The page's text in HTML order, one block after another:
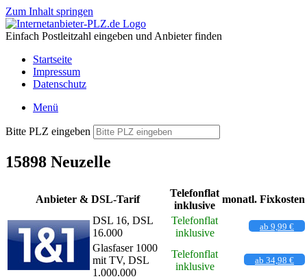
Zum Inhalt springen
Einfach Postleitzahl eingeben und Anbieter finden
Startseite
Impressum
Datenschutz
Menü
Bitte PLZ eingeben
15898 Neuzelle
Anbieter & DSL-Tarif
Telefonflat
inklusive
monatl. Fixkosten
DSL 16, DSL
16.000
Telefonflat
inklusive
ab 9,99 €
Glasfaser 1000
mit TV, DSL
1.000.000
Telefonflat
inklusive
ab 34,98 €